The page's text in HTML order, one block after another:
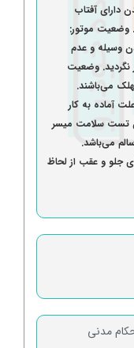
دارای آفتاب
وضعیت موتور:
وسیله و عدم
وضعیت
می‌باشند.
آماده به کار
تست سلامت میسر
می‌باشد.
جلو و عقب از لحاظ
مدنی